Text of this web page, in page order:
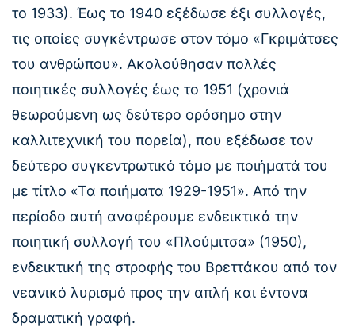
το 1933). Έως το 1940 εξέδωσε έξι συλλογές,
τις οποίες συγκέντρωσε στον τόμο «Γκριμάτσες
του ανθρώπου». Ακολούθησαν πολλές
ποιητικές συλλογές έως το 1951 (χρονιά
θεωρούμενη ως δεύτερο ορόσημο στην
καλλιτεχνική του πορεία), που εξέδωσε τον
δεύτερο συγκεντρωτικό τόμο με ποιήματά του
με τίτλο «Τα ποιήματα 1929-1951». Από την
περίοδο αυτή αναφέρουμε ενδεικτικά την
ποιητική συλλογή του «Πλούμιτσα» (1950),
ενδεικτική της στροφής του Βρεττάκου από τον
νεανικό λυρισμό προς την απλή και έντονα
δραματική γραφή.